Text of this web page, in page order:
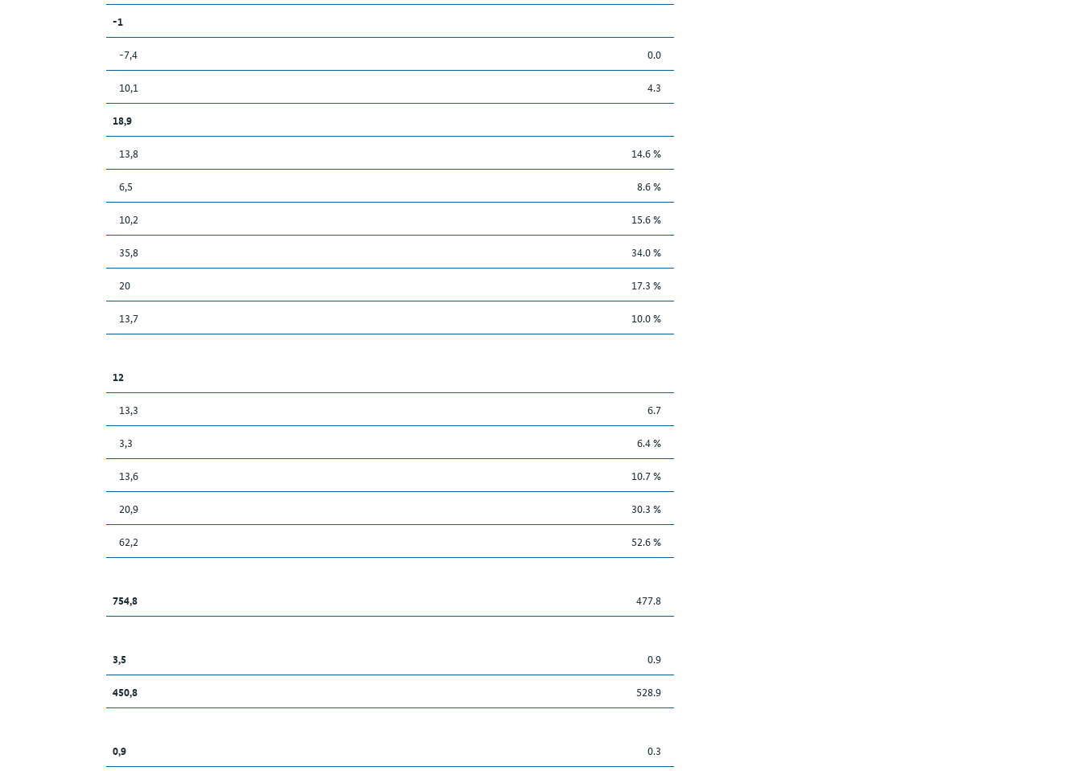
-1
-7,4 0.0
10,1 4.3
18,9
13,8 14.6 %
6,5 8.6 %
10,2 15.6 %
35,8 34.0 %
20 17.3 %
13,7 10.0 %
12
13,3 6.7
3,3 6.4 %
13,6 10.7 %
20,9 30.3 %
62,2 52.6 %
754,8 477.8
3,5 0.9
450,8 528.9
0,9 0.3